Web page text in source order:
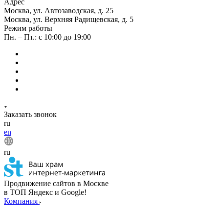
Адрес
Москва, ул. Автозаводская, д. 25
Москва, ул. Верхняя Радищевская, д. 5
Режим работы
Пн. – Пт.: с 10:00 до 19:00
Заказать звонок
ru
en
ru
Продвижение сайтов в Москве
в ТОП Яндекс и Google!
Компания